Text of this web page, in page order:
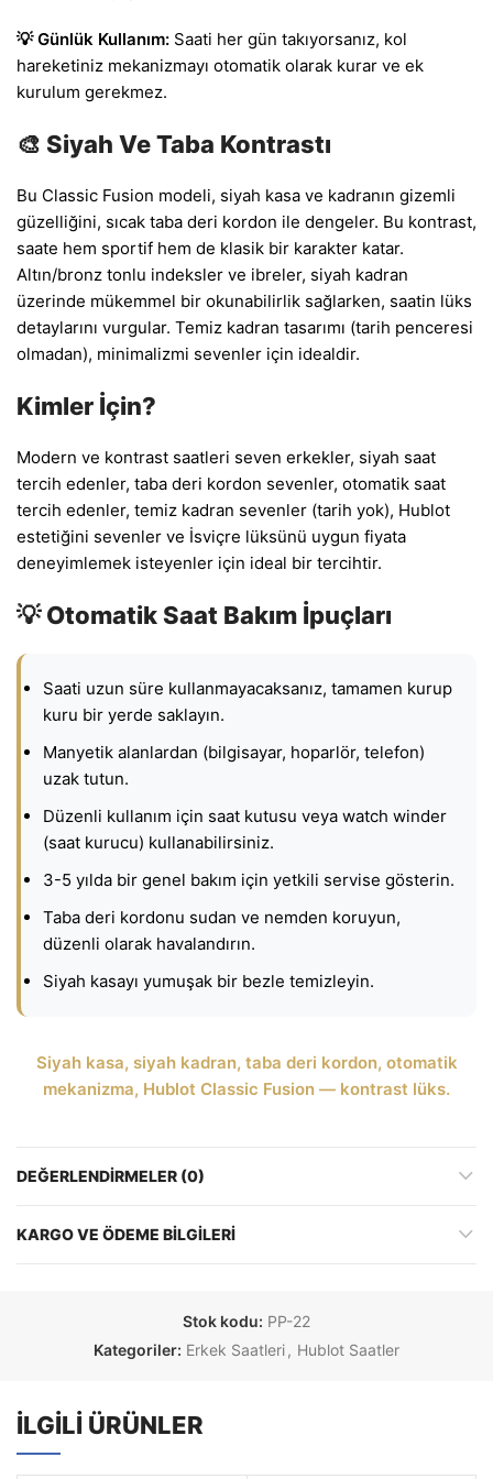
💡 Günlük Kullanım: Saati her gün takıyorsanız, kol
hareketiniz mekanizmayı otomatik olarak kurar ve ek
kurulum gerekmez.
🎨 Siyah Ve Taba Kontrastı
Bu Classic Fusion modeli, siyah kasa ve kadranın gizemli
güzelliğini, sıcak taba deri kordon ile dengeler. Bu kontrast,
saate hem sportif hem de klasik bir karakter katar.
Altın/bronz tonlu indeksler ve ibreler, siyah kadran
üzerinde mükemmel bir okunabilirlik sağlarken, saatin lüks
detaylarını vurgular. Temiz kadran tasarımı (tarih penceresi
olmadan), minimalizmi sevenler için idealdir.
Kimler İçin?
Modern ve kontrast saatleri seven erkekler, siyah saat
tercih edenler, taba deri kordon sevenler, otomatik saat
tercih edenler, temiz kadran sevenler (tarih yok), Hublot
estetiğini sevenler ve İsviçre lüksünü uygun fiyata
deneyimlemek isteyenler için ideal bir tercihtir.
💡 Otomatik Saat Bakım İpuçları
Saati uzun süre kullanmayacaksanız, tamamen kurup
kuru bir yerde saklayın.
Manyetik alanlardan (bilgisayar, hoparlör, telefon)
uzak tutun.
Düzenli kullanım için saat kutusu veya watch winder
(saat kurucu) kullanabilirsiniz.
3-5 yılda bir genel bakım için yetkili servise gösterin.
Taba deri kordonu sudan ve nemden koruyun,
düzenli olarak havalandırın.
Siyah kasayı yumuşak bir bezle temizleyin.
Siyah kasa, siyah kadran, taba deri kordon, otomatik
mekanizma, Hublot Classic Fusion — kontrast lüks.
DEĞERLENDIRMELER (0)
KARGO VE ÖDEME BILGILERI
Stok kodu: PP-22
Kategoriler: Erkek Saatleri , Hublot Saatler
İLGILI ÜRÜNLER